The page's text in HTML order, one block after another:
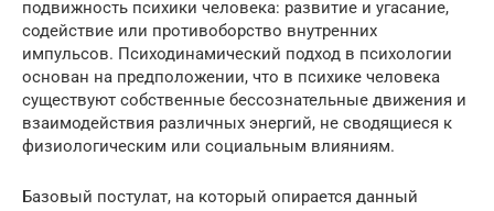
подвижность психики человека: развитие и угасание,
содействие или противоборство внутренних
импульсов. Психодинамический подход в психологии
основан на предположении, что в психике человека
существуют собственные бессознательные движения и
взаимодействия различных энергий, не сводящиеся к
физиологическим или социальным влияниям.
Базовый постулат, на который опирается данный